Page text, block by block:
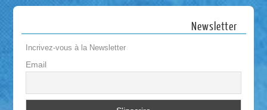
Newsletter
Incrivez-vous à la Newsletter
Email